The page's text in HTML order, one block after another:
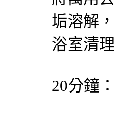
垢溶解
浴室清
20分鐘